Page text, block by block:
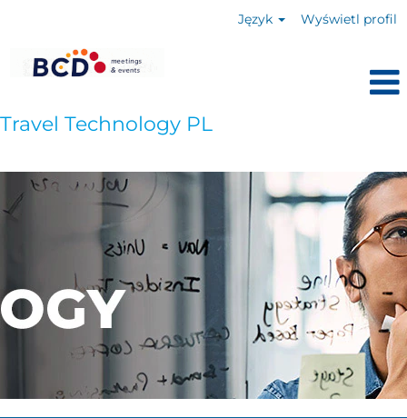
Język Wyświetl profil
Travel Technology PL